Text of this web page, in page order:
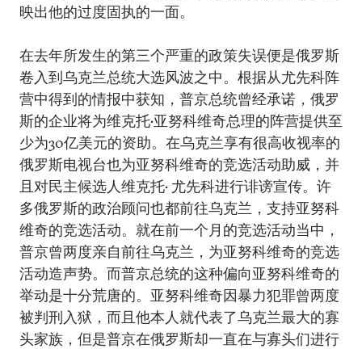
映出他的过度固执的一面。
在去年所发生的第三个严重的政策失误便是俄罗斯
卷入到乌克兰总统大选风波之中。根据从尤先科阵
营中得到的情报中获知，普京总统曾经承诺，俄罗
斯的企业将为维克托•亚努科维奇总理的阵营提供至
少为30亿美元的资助。在乌克兰享有很高收视率的
俄罗斯电视台也为亚努科维奇的竞选活动助威，并
且对民主候选人维克托• 尤先科进行诽谤宣传。许
多俄罗斯的政治顾问也都前往乌克兰，支持亚努科
维奇的竞选活动。就在前一个月的竞选活动当中，
普京曾两度亲自前往乌克兰，为亚努科维奇的竞选
活动造声势。而普京总统的这种偏向亚努科维奇的
举动是十分荒唐的。亚努科维奇因暴力犯罪曾两度
被判刑入狱，而且他本人就代表了乌克兰最大的寡
头家族，但是普京在俄罗斯却一直在与寡头们进行